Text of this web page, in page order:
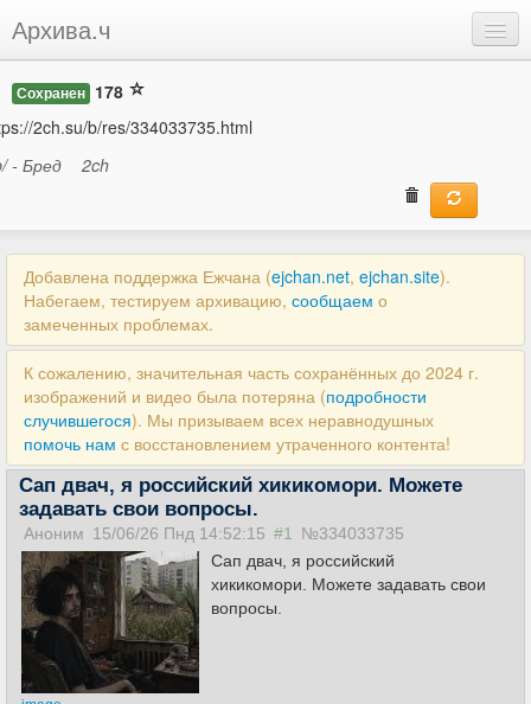
Архива.ч
Войти
Сохранен 178
2ch.su/b/res/334033735.html
- Бред
2ch
Добавлена поддержка Ежчана (ejchan.net, ejchan.site).
Набегаем, тестируем архивацию, сообщаем о
замеченных проблемах.
К сожалению, значительная часть сохранённых до 2024 г.
изображений и видео была потеряна (подробности
случившегося). Мы призываем всех неравнодушных
помочь нам с восстановлением утраченного контента!
Сап двач, я российский хикикомори. Можете
задавать свои вопросы.
Аноним 15/06/26 Пнд 14:52:15 #1 №334033735
Сап двач, я российский
хикикомори. Можете задавать свои
вопросы.